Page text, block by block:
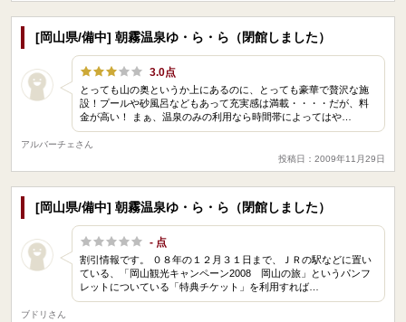
[岡山県/備中] 朝霧温泉ゆ・ら・ら（閉館しました）
3.0点
とっても山の奥というか上にあるのに、とっても豪華で贅沢な施
設！プールや砂風呂などもあって充実感は満載・・・・だが、料
金が高い！ まぁ、温泉のみの利用なら時間帯によってはや…
アルバーチェさん
投稿日：2009年11月29日
[岡山県/備中] 朝霧温泉ゆ・ら・ら（閉館しました）
- 点
割引情報です。 ０８年の１２月３１日まで、ＪＲの駅などに置い
ている、「岡山観光キャンペーン2008 岡山の旅」というパンフ
レットについている「特典チケット」を利用すれば…
ブドリさん